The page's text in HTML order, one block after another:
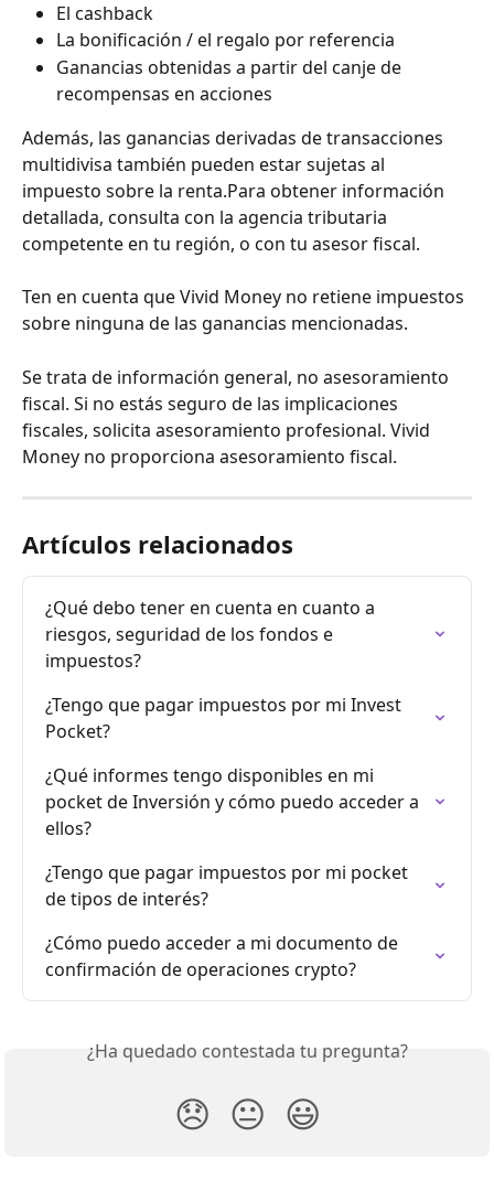
El cashback
La bonificación / el regalo por referencia
Ganancias obtenidas a partir del canje de
recompensas en acciones
Además, las ganancias derivadas de transacciones
multidivisa también pueden estar sujetas al
impuesto sobre la renta.Para obtener información
detallada, consulta con la agencia tributaria
competente en tu región, o con tu asesor fiscal.
Ten en cuenta que Vivid Money no retiene impuestos
sobre ninguna de las ganancias mencionadas.
Se trata de información general, no asesoramiento
fiscal. Si no estás seguro de las implicaciones
fiscales, solicita asesoramiento profesional. Vivid
Money no proporciona asesoramiento fiscal.
Artículos relacionados
¿Qué debo tener en cuenta en cuanto a
riesgos, seguridad de los fondos e
impuestos?
¿Tengo que pagar impuestos por mi Invest
Pocket?
¿Qué informes tengo disponibles en mi
pocket de Inversión y cómo puedo acceder a
ellos?
¿Tengo que pagar impuestos por mi pocket
de tipos de interés?
¿Cómo puedo acceder a mi documento de
confirmación de operaciones crypto?
¿Ha quedado contestada tu pregunta?
😞 😐 😃